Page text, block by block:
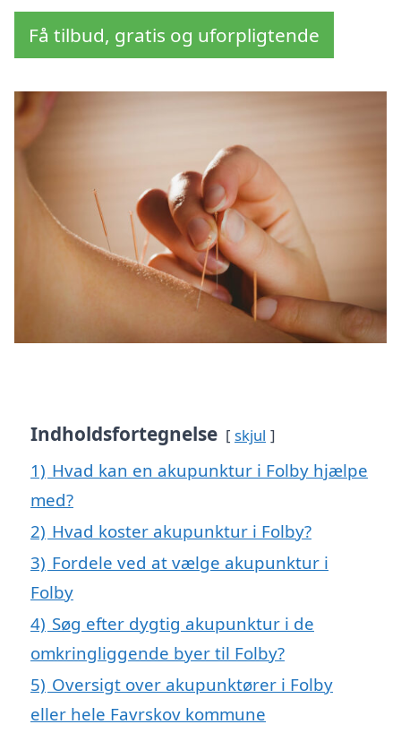
Få tilbud, gratis og uforpligtende
Indholdsfortegnelse skjul
1) Hvad kan en akupunktur i Folby hjælpe
med?
2) Hvad koster akupunktur i Folby?
3) Fordele ved at vælge akupunktur i
Folby
4) Søg efter dygtig akupunktur i de
omkringliggende byer til Folby?
5) Oversigt over akupunktører i Folby
eller hele Favrskov kommune